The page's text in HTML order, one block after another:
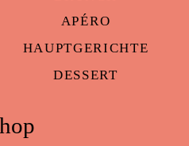
APÉRO
HAUPTGERICHTE
DESSERT